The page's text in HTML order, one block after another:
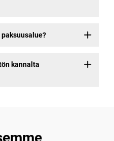
kannalta